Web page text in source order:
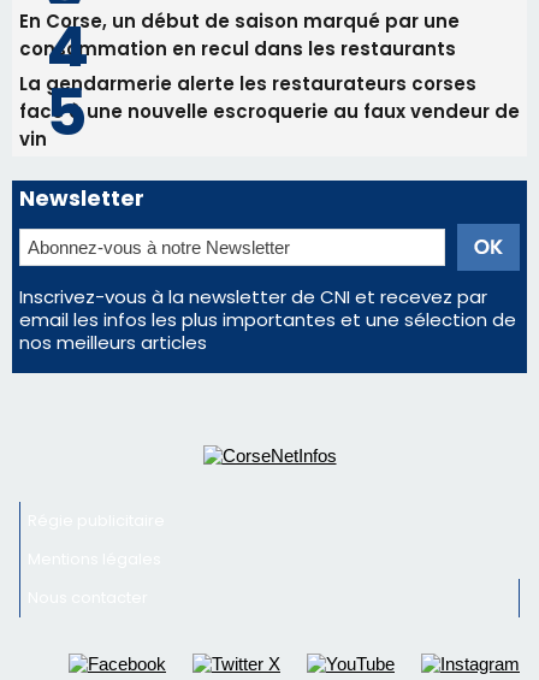
En Corse, un début de saison marqué par une
consommation en recul dans les restaurants
La gendarmerie alerte les restaurateurs corses
face à une nouvelle escroquerie au faux vendeur de
vin
Newsletter
Inscrivez-vous à la newsletter de CNI et recevez par
email les infos les plus importantes et une sélection de
nos meilleurs articles